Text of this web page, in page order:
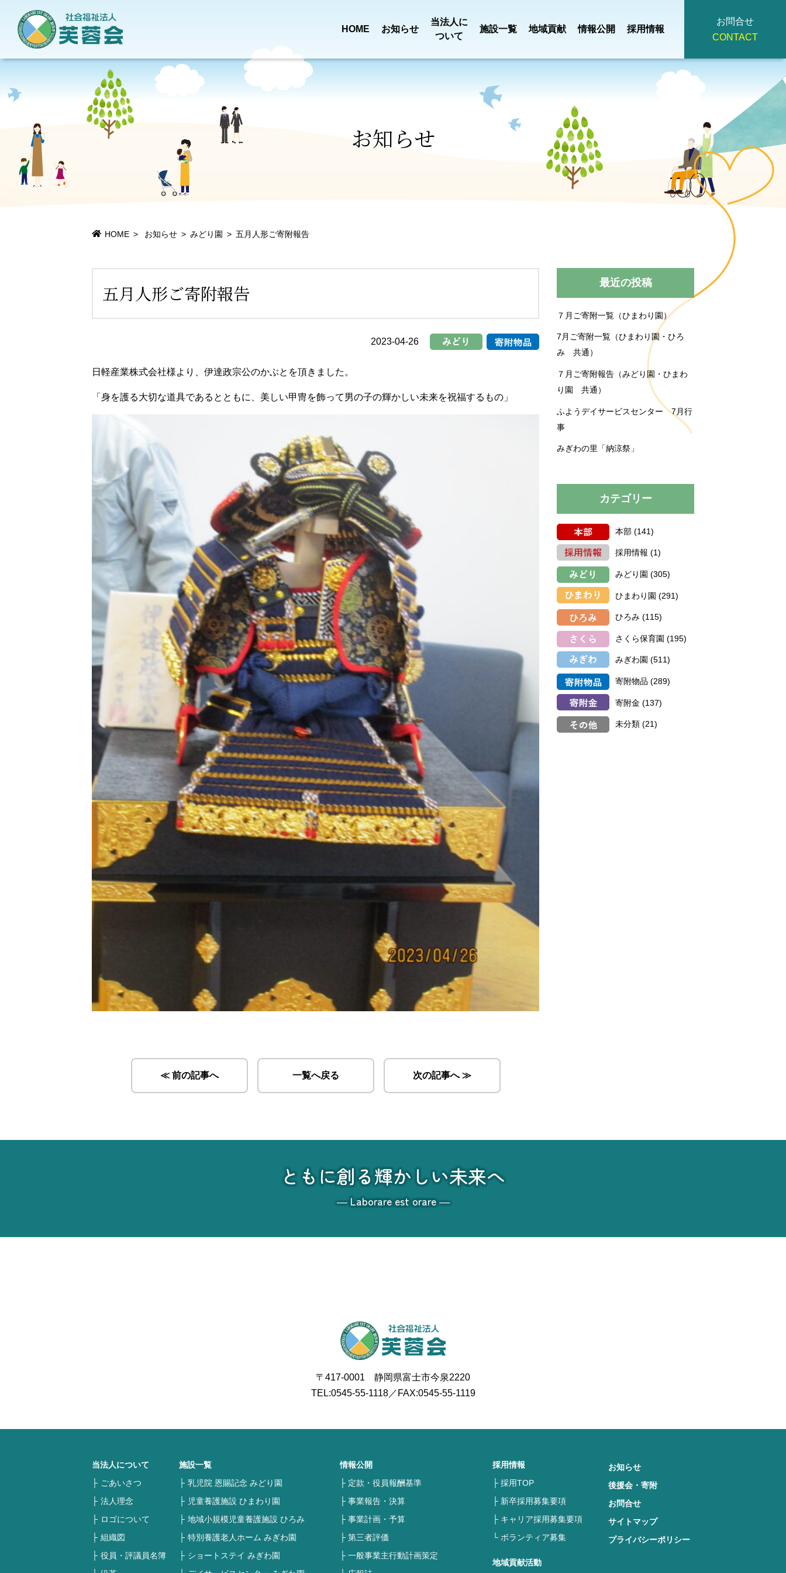
HOME お知らせ
当法人に
ついて
当法人について
ごあいさつ
評議員名簿
施設一覧
施設一覧
児童養護施設
ひまわり園
デイサービスセンタ
みぎわの里
富士市吉原西部
さくら保育園
買い物送迎
プロジェクト
地域貢献
地域貢献活動
プロジェクト
田宿川清掃
情報公開
役員報酬基準
事業報告・
改善計画書
について
運営規程
採用情報
お問合せ
CONTACT
お知らせ
HOME お知らせ みどり園 五月人形ご寄附報告
五月人形ご寄附報告
2023-04-26
日軽産業株式会社様より、伊達政宗公のかぶとを頂きました。
「身を護る大切な道具であるとともに、美しい甲冑を飾って男の子の輝かしい未来を祝福するもの」
≪ 前の記事へ 一覧へ戻る 次の記事へ ≫
最近の投稿
７月ご寄附一覧（ひまわり園）
7月ご寄附一覧（ひまわり園・ひろ
み 共通）
７月ご寄附報告（みどり園・ひまわ
り園 共通）
ふようデイサービスセンター 7月行
事
みぎわの里「納涼祭」
カテゴリー
本部 (141)
採用情報 (1)
みどり園 (305)
ひまわり園 (291)
ひろみ (115)
さくら保育園 (195)
みぎわ園 (511)
寄附物品 (289)
寄附金 (137)
未分類 (21)
ともに創る輝かしい未来へ
― Laborare est orare ―
〒417-0001 静岡県富士市今泉2220
TEL:0545-55-1118／FAX:0545-55-1119
当法人について
ごあいさつ
法人理念
ロゴについて
組織図
役員・評議員名簿
施設一覧
乳児院 恩賜記念 みどり園
児童養護施設 ひまわり園
地域小規模児童養護施設 ひろみ
特別養護老人ホーム みぎわ園
ショートステイ みぎわ園
情報公開
定款・役員報酬基準
事業報告・決算
事業計画・予算
第三者評価
一般事業主行動計画策定
採用情報
採用TOP
新卒採用募集要項
キャリア採用募集要項
ボランティア募集
地域貢献活動
お知らせ
後援会・寄附
お問合せ
サイトマップ
プライバシーポリシー